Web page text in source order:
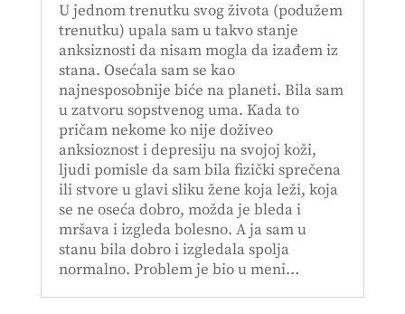
U jednom trenutku svog života (podužem
trenutku) upala sam u takvo stanje
anksiznosti da nisam mogla da izađem iz
stana. Osećala sam se kao
najnesposobnije biće na planeti. Bila sam
u zatvoru sopstvenog uma. Kada to
pričam nekome ko nije doživeo
anksioznost i depresiju na svojoj koži,
ljudi pomisle da sam bila fizički sprečena
ili stvore u glavi sliku žene koja leži, koja
se ne oseća dobro, možda je bleda i
mršava i izgleda bolesno. A ja sam u
stanu bila dobro i izgledala spolja
normalno. Problem je bio u meni…